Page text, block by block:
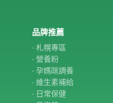
品牌推薦
札幌專區
營養粉
孕媽咪調養
維生素補給
日常保健